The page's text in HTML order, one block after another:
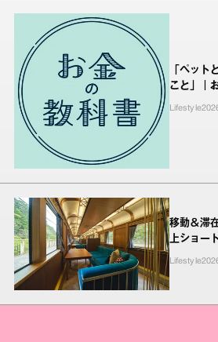
「ペット
こと」｜
Lifestyle
移動＆滞
上ショー
Lifestyle